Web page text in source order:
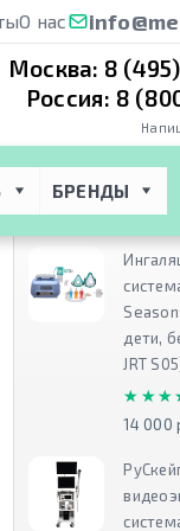
О нас
Москва: 8
Россия: 8
БРЕНДЫ
Рекомендуем
дети,
JRT
14 000